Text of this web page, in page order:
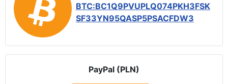
BTC:BC1Q9PVUPLQ074PKH3FSK
SF33YN95QASP5PSACFDW3
PayPal (PLN)